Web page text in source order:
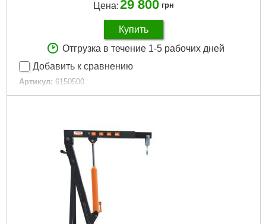
Цена:29 800 грн
Купить
Отгрузка в течение 1-5 рабочих дней
Добавить к сравнению
Артикул: 6150500
Код товара: 29.60.05